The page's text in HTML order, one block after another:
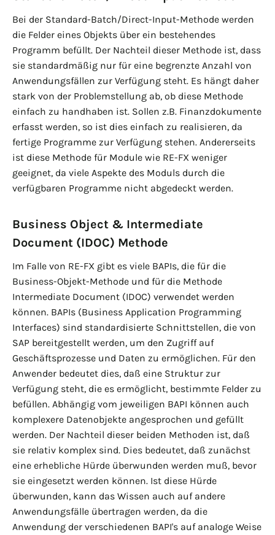
Bei der Standard-Batch/Direct-Input-Methode werden
die Felder eines Objekts über ein bestehendes
Programm befüllt. Der Nachteil dieser Methode ist, dass
sie standardmäßig nur für eine begrenzte Anzahl von
Anwendungsfällen zur Verfügung steht. Es hängt daher
stark von der Problemstellung ab, ob diese Methode
einfach zu handhaben ist. Sollen z.B. Finanzdokumente
erfasst werden, so ist dies einfach zu realisieren, da
fertige Programme zur Verfügung stehen. Andererseits
ist diese Methode für Module wie RE-FX weniger
geeignet, da viele Aspekte des Moduls durch die
verfügbaren Programme nicht abgedeckt werden.
Business Object & Intermediate
Document (IDOC) Methode
Im Falle von RE-FX gibt es viele BAPIs, die für die
Business-Objekt-Methode und für die Methode
Intermediate Document (IDOC) verwendet werden
können. BAPIs (Business Application Programming
Interfaces) sind standardisierte Schnittstellen, die von
SAP bereitgestellt werden, um den Zugriff auf
Geschäftsprozesse und Daten zu ermöglichen. Für den
Anwender bedeutet dies, daß eine Struktur zur
Verfügung steht, die es ermöglicht, bestimmte Felder zu
befüllen. Abhängig vom jeweiligen BAPI können auch
komplexere Datenobjekte angesprochen und gefüllt
werden. Der Nachteil dieser beiden Methoden ist, daß
sie relativ komplex sind. Dies bedeutet, daß zunächst
eine erhebliche Hürde überwunden werden muß, bevor
sie eingesetzt werden können. Ist diese Hürde
überwunden, kann das Wissen auch auf andere
Anwendungsfälle übertragen werden, da die
Anwendung der verschiedenen BAPI's auf analoge Weise